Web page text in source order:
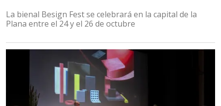
La bienal Besign Fest se celebrará en la capital de la
Plana entre el 24 y el 26 de octubre